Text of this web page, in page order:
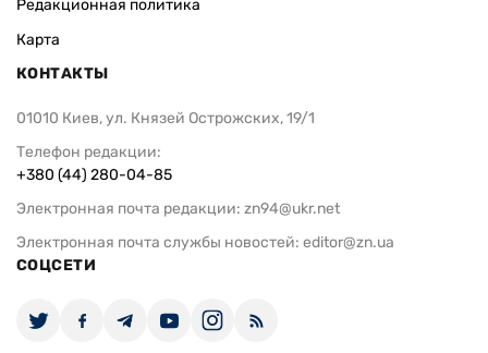
Редакционная политика
Карта
КОНТАКТЫ
01010 Киев, ул. Князей Острожских, 19/1
Телефон редакции:
+380 (44) 280-04-85
Электронная почта редакции: zn94@ukr.net
Электронная почта службы новостей: editor@zn.ua
СОЦСЕТИ